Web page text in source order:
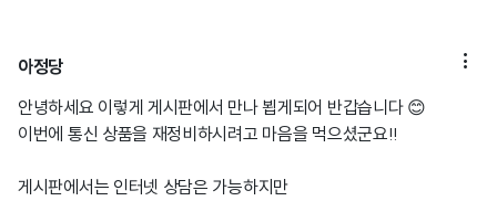
아정당 
안녕하세요 이렇게 게시판에서 만나 뵙게되어 반갑습니다 😊
이번에 통신 상품을 재정비하시려고 마음을 먹으셨군요!!
게시판에서는 인터넷 상담은 가능하지만